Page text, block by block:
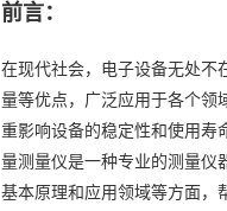
前言：
在现代社会，电子设备无处不
量等优点，广泛应用于各个领
重影响设备的稳定性和使用寿
量测量仪是一种专业的测量仪
基本原理和应用领域等方面，